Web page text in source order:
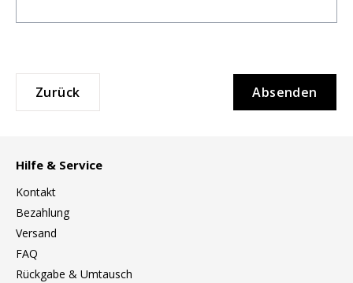
Sitzsäcke
Kinderstühle
Schaukelstühle
Bürosessel
Einzelteile
... alle Sitzmöbel
Zurück Absenden
Hilfe & Service
Kontakt
Bezahlung
Versand
FAQ
Rückgabe & Umtausch